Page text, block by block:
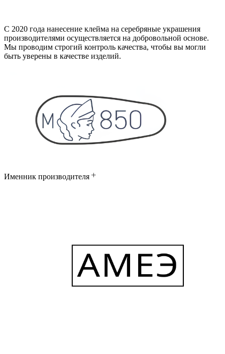
С 2020 года нанесение клейма на серебряные украшения
производителями осуществляется на добровольной основе.
Мы проводим строгий контроль качества, чтобы вы могли
быть уверены в качестве изделий.
Именник производителя